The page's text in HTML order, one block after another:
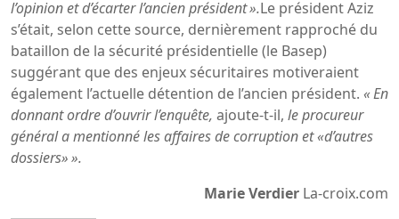
l’opinion et d’écarter l’ancien président ».Le président Aziz
s’était, selon cette source, dernièrement rapproché du
bataillon de la sécurité présidentielle (le Basep)
suggérant que des enjeux sécuritaires motiveraient
également l’actuelle détention de l’ancien président. « En
donnant ordre d’ouvrir l’enquête, ajoute-t-il, le procureur
général a mentionné les affaires de corruption et «d’autres
dossiers» ».
Marie Verdier La-croix.com